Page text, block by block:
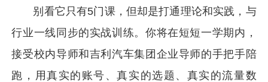
别看它只有5门课，但却是打通理论和实践，与
行业一线同步的实战训练。你将在短短一学期内，
接受校内导师和吉利汽车集团企业导师的手把手陪
跑，用真实的账号、真实的选题、真实的流量数